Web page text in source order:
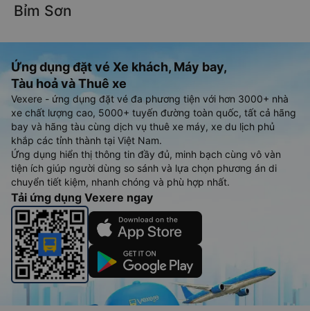
Bỉm Sơn
Ứng dụng đặt vé Xe khách, Máy bay,
Tàu hoả và Thuê xe
Vexere - ứng dụng đặt vé đa phương tiện với hơn 3000+ nhà
xe chất lượng cao, 5000+ tuyến đường toàn quốc, tất cả hãng
bay và hãng tàu cùng dịch vụ thuê xe máy, xe du lịch phủ
khắp các tỉnh thành tại Việt Nam.
Ứng dụng hiển thị thông tin đầy đủ, minh bạch cùng vô vàn
tiện ích giúp người dùng so sánh và lựa chọn phương án di
chuyển tiết kiệm, nhanh chóng và phù hợp nhất.
Tải ứng dụng Vexere ngay